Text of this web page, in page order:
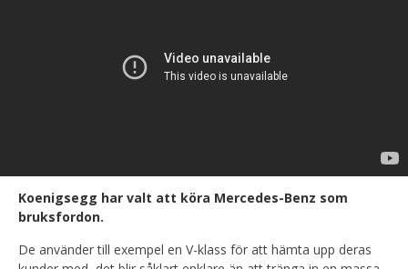
Koenigsegg har valt att köra Mercedes-Benz som
bruksfordon.
De använder till exempel en V-klass för att hämta upp deras